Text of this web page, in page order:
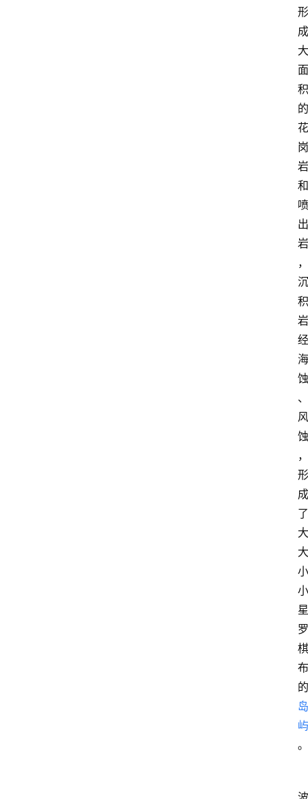
形
成
大
面
积
的
花
岗
岩
和
喷
出
岩
，
沉
积
岩
经
海
蚀
、
风
蚀
，
形
成
了
大
大
小
小
星
罗
棋
布
的
岛
屿
。